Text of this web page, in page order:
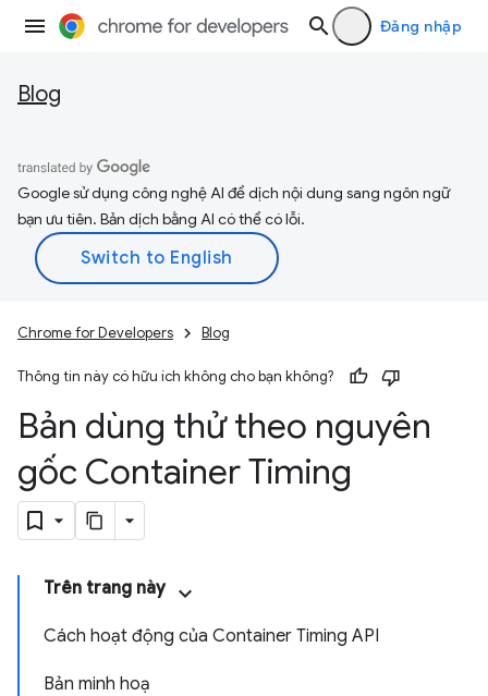
Đăng nhập
Blog
Google sử dụng công nghệ AI để dịch nội dung sang ngôn ngữ
bạn ưu tiên. Bản dịch bằng AI có thể có lỗi.
Chrome for Developers Blog
Thông tin này có hữu ích không cho bạn không?
Bản dùng thử theo nguyên
gốc Container Timing
Trên trang này
Cách hoạt động của Container Timing API
Bản minh hoạ